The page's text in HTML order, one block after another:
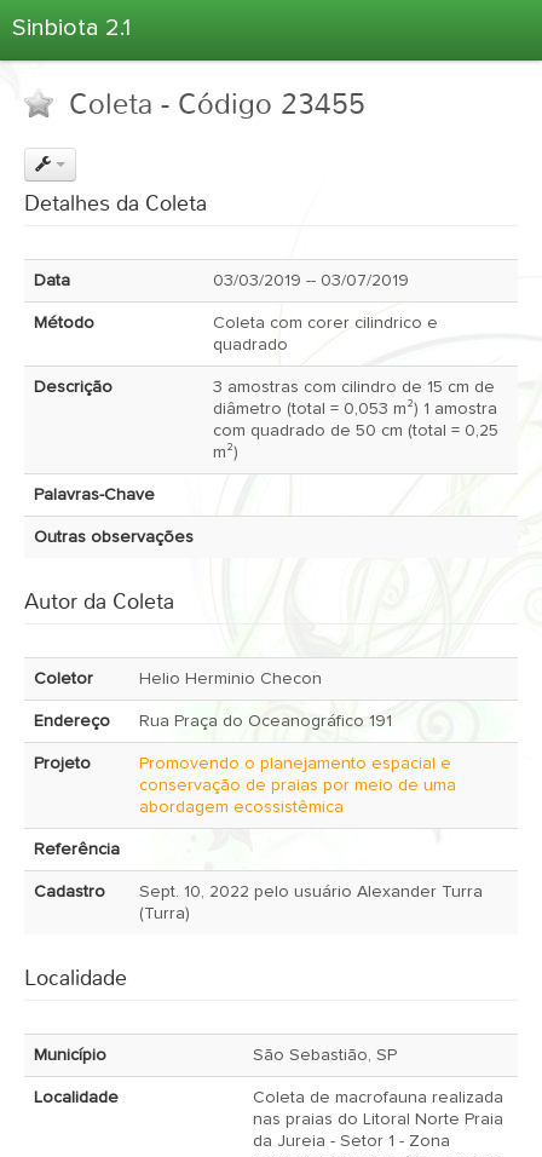
Sinbiota 2.1
Informações Ambientais
Coletas
Atlas 2.1
Sobre o Sinbiota
Coleta - Código 23455
Detalhes da Coleta
Data 03/03/2019 -- 03/07/2019
Método
Coleta com corer cilindrico e
quadrado
Descrição
3 amostras com cilindro de 15 cm de
diâmetro (total = 0,053 m²) 1 amostra
com quadrado de 50 cm (total = 0,25
m²)
Palavras-Chave
Outras observações
Autor da Coleta
Coletor Helio Herminio Checon
Endereço Rua Praça do Oceanográfico 191
Projeto
Promovendo o planejamento espacial e
conservação de praias por meio de uma
abordagem ecossistêmica
Referência
Cadastro
Sept. 10, 2022 pelo usuário Alexander Turra
(Turra)
Localidade
Município São Sebastião, SP
Localidade
Coleta de macrofauna realizada
nas praias do Litoral Norte Praia
da Jureia - Setor 1 - Zona